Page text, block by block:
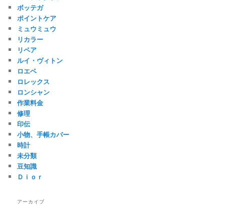
ボッテガ
ポイントケア
ミュウミュウ
リカラー
リペア
ルイ・ヴィトン
ロエベ
ロレックス
ロンシャン
作業料金
修理
印伝
小物、手帳カバー
時計
未分類
豆知識
Ｄｉｏｒ
アーカイブ